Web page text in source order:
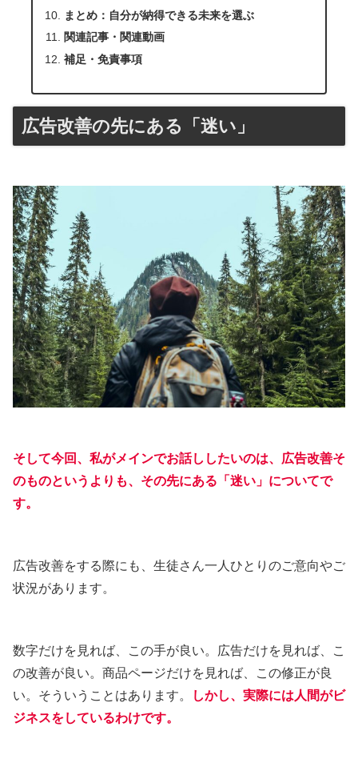
まとめ：自分が納得できる未来を選ぶ
関連記事・関連動画
補足・免責事項
広告改善の先にある「迷い」
そして今回、私がメインでお話ししたいのは、広告改善そ
のものというよりも、その先にある「迷い」についてで
す。
広告改善をする際にも、生徒さん一人ひとりのご意向やご
状況があります。
数字だけを見れば、この手が良い。広告だけを見れば、こ
の改善が良い。商品ページだけを見れば、この修正が良
い。そういうことはあります。
しかし、実際には人間がビ
ジネスをしているわけです。